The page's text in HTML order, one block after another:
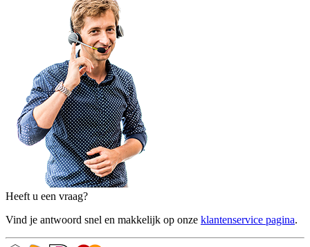
Heeft u een vraag?
Vind je antwoord snel en makkelijk op onze klantenservice pagina.